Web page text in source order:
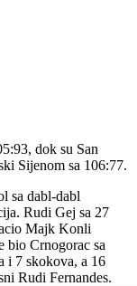
dok su San
Sijenom sa 106:77.
sa dabl-dabl
Rudi Gej sa 27
Majk Konli
bio Crnogorac sa
i 7 skokova, a 16
Rudi Fernandes.